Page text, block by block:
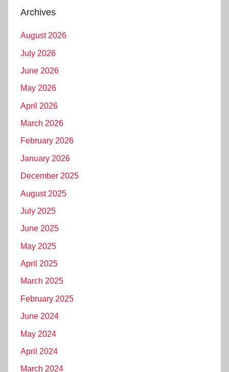
Archives
August 2026
July 2026
June 2026
May 2026
April 2026
March 2026
February 2026
January 2026
December 2025
August 2025
July 2025
June 2025
May 2025
April 2025
March 2025
February 2025
June 2024
May 2024
April 2024
March 2024